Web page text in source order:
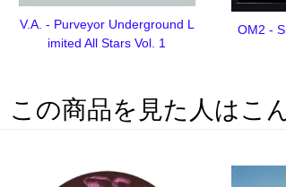
V.A. - Purveyor Underground L
imited All Stars Vol. 1
OM2 -
この商品を見た人はこ